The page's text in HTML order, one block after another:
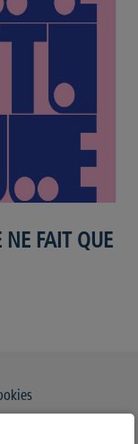
NE FAIT QUE